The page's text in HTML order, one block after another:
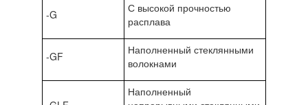
-G
С высокой прочностью
расплава
-GF
Наполненный стеклянными
волокнами
Наполненный